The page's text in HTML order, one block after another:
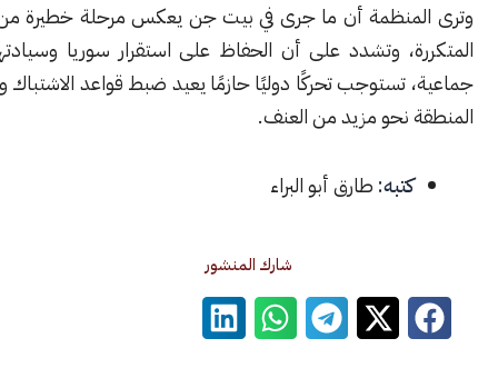
أن ما جرى في بيت جن يعكس مرحلة خطيرة من الانتهاكات
وتشدد على أن الحفاظ على استقرار سوريا وسيادتها مسؤولية
تستوجب تحركًا دوليًا حازمًا يعيد ضبط قواعد الاشتباك ويمنع انزلاق
نحو مزيد من العنف.
طارق أبو البراء
شارك المنشور